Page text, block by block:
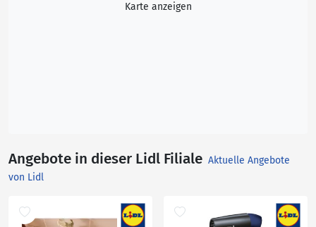
Karte anzeigen
Angebote in dieser Lidl Filiale Aktuelle Angebote
von Lidl